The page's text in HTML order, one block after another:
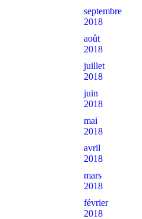
septembre
2018
août
2018
juillet
2018
juin
2018
mai
2018
avril
2018
mars
2018
février
2018